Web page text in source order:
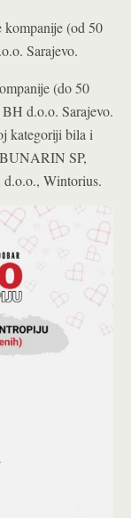
(od 50
Sarajevo.
(do 50
d.o.o. Sarajevo.
kategoriji bila i
SP,
Wintorius.